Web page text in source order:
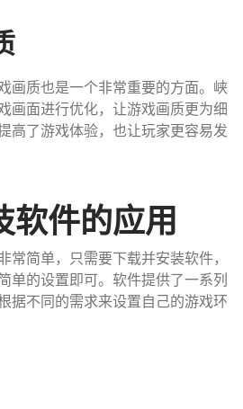
画质也是一个非常重要的方面。峡
画面进行优化，让游戏画质更为细
高了游戏体验，也让玩家更容易发
软件的应用
常简单，只需要下载并安装软件，
单的设置即可。软件提供了一系列
据不同的需求来设置自己的游戏环